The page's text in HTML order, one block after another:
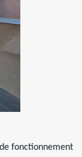
fonctionnement